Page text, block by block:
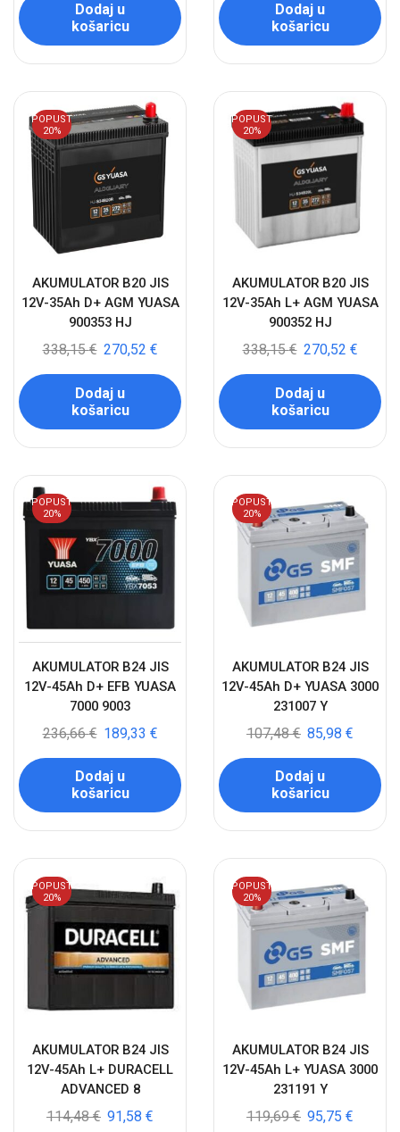
Dodaj u
košaricu
Dodaj u
košaricu
POPUST
20%
AKUMULATOR B20 JIS
12V-35Ah D+ AGM YUASA
900353 HJ
338,15€ 270,52 €
Dodaj u
košaricu
POPUST
20%
AKUMULATOR B20 JIS
12V-35Ah L+ AGM YUASA
900352 HJ
338,15€ 270,52 €
Dodaj u
košaricu
POPUST
20%
AKUMULATOR B24 JIS
12V-45Ah D+ EFB YUASA
7000 9003
236,66€ 189,33 €
Dodaj u
košaricu
POPUST
20%
AKUMULATOR B24 JIS
12V-45Ah D+ YUASA 3000
231007 Y
107,48€ 85,98 €
Dodaj u
košaricu
POPUST
20%
AKUMULATOR B24 JIS
12V-45Ah L+ DURACELL
ADVANCED 8
114,48€ 91,58 €
POPUST
20%
AKUMULATOR B24 JIS
12V-45Ah L+ YUASA 3000
231191 Y
119,69€ 95,75 €